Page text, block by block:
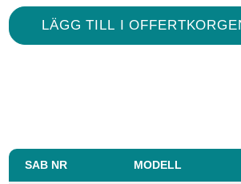
SAB NR MODELL